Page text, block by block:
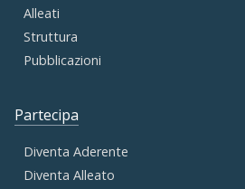
Alleati
Struttura
Pubblicazioni
Partecipa
Diventa Aderente
Diventa Alleato